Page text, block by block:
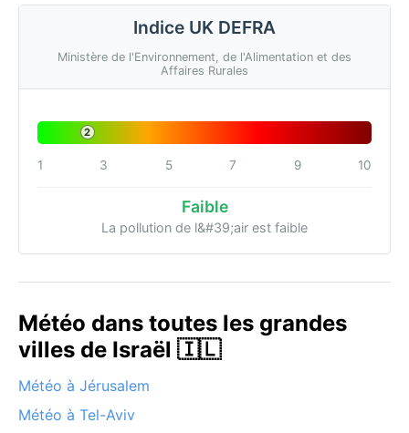
Indice UK DEFRA
Ministère de l'Environnement, de l'Alimentation et des
Affaires Rurales
2
1 3 5 7 9 10
Faible
La pollution de l&#39;air est faible
Météo dans toutes les grandes
villes de Israël 🇮🇱
Météo à Jérusalem
Météo à Tel-Aviv